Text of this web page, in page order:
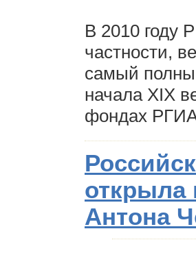
В 2010 году
частности,
самый
начала XIX
фондах
открыла
Антона